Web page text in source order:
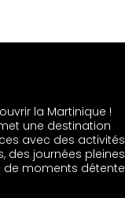
la Martinique !
une destination
avec des activités
des journées pleines
moments détente